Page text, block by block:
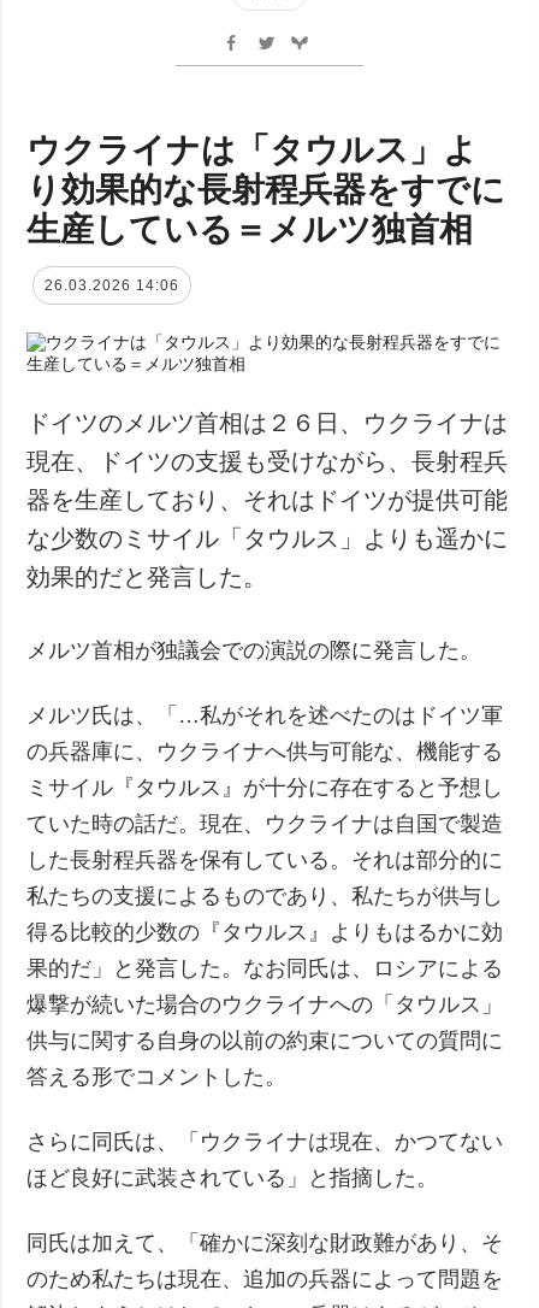
ウクライナは「タウルス」よ
り効果的な長射程兵器をすでに
生産している＝メルツ独首相
26.03.2026 14:06
ドイツのメルツ首相は２６日、ウクライナは
現在、ドイツの支援も受けながら、長射程兵
器を生産しており、それはドイツが提供可能
な少数のミサイル「タウルス」よりも遥かに
効果的だと発言した。
メルツ首相が独議会での演説の際に発言した。
メルツ氏は、「…私がそれを述べたのはドイツ軍
の兵器庫に、ウクライナへ供与可能な、機能する
ミサイル『タウルス』が十分に存在すると予想し
ていた時の話だ。現在、ウクライナは自国で製造
した長射程兵器を保有している。それは部分的に
私たちの支援によるものであり、私たちが供与し
得る比較的少数の『タウルス』よりもはるかに効
果的だ」と発言した。なお同氏は、ロシアによる
爆撃が続いた場合のウクライナへの「タウルス」
供与に関する自身の以前の約束についての質問に
答える形でコメントした。
さらに同氏は、「ウクライナは現在、かつてない
ほど良好に武装されている」と指摘した。
同氏は加えて、「確かに深刻な財政難があり、そ
のため私たちは現在、追加の兵器によって問題を